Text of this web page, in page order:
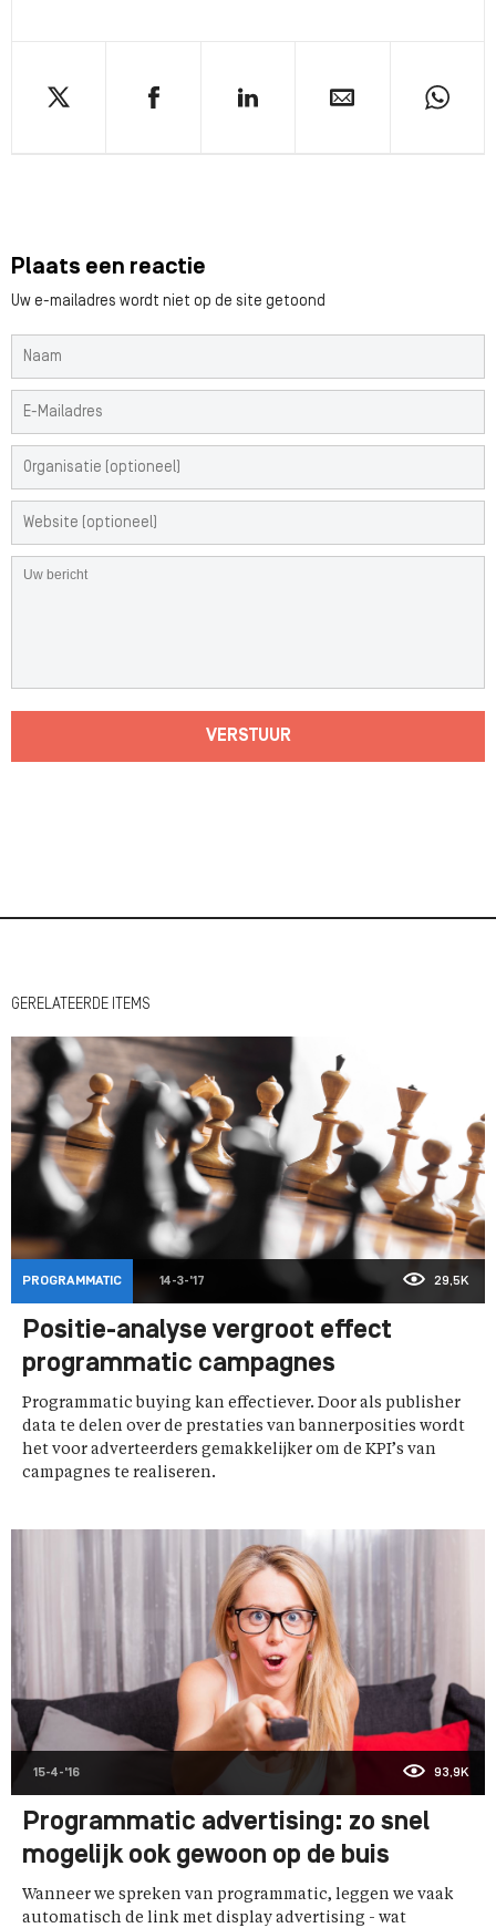
Plaats een reactie
Uw e-mailadres wordt niet op de site getoond
VERSTUUR
GERELATEERDE ITEMS
PROGRAMMATIC 14-3-'17 29,5K
Positie-analyse vergroot effect
programmatic campagnes
Programmatic buying kan effectiever. Door als publisher
data te delen over de prestaties van bannerposities wordt
het voor adverteerders gemakkelijker om de KPI’s van
campagnes te realiseren.
15-4-'16 93,9K
Programmatic advertising: zo snel
mogelijk ook gewoon op de buis
Wanneer we spreken van programmatic, leggen we vaak
automatisch de link met display advertising - wat